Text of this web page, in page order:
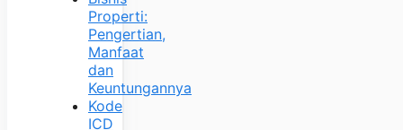
Properti:
Pengertian,
Manfaat
dan
Keuntungannya
Kode
ICD